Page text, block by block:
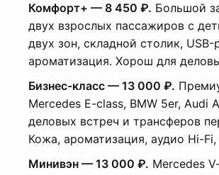
Комфорт+ — 8 450 ₽. Большой
двух взрослых пассажиров с
двух зон, складной столик, USB-
ароматизация. Хорош для
Бизнес-класс — 13 000 ₽.
Mercedes E-class, BMW 5er, Audi
деловых встреч и трансферов
Кожа, ароматизация, аудио Hi-Fi,
Минивэн — 13 000 ₽. Mercedes